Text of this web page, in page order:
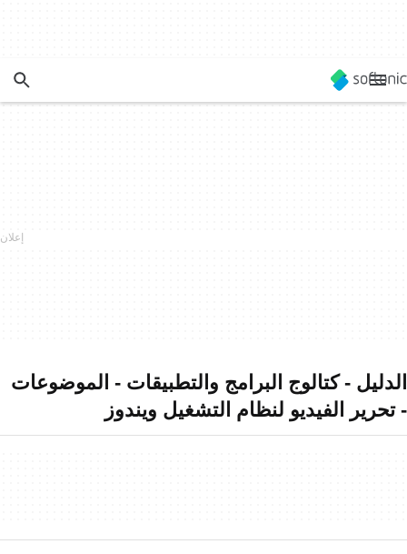
الدليل - كتالوج البرامج والتطبيقات - الموضوعات
- تحرير الفيديو لنظام التشغيل ويندوز